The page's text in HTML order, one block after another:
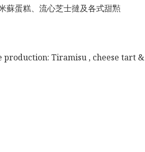
蘇蛋糕、流心芝士撻及各式甜㸃
production: Tiramisu , cheese tart &